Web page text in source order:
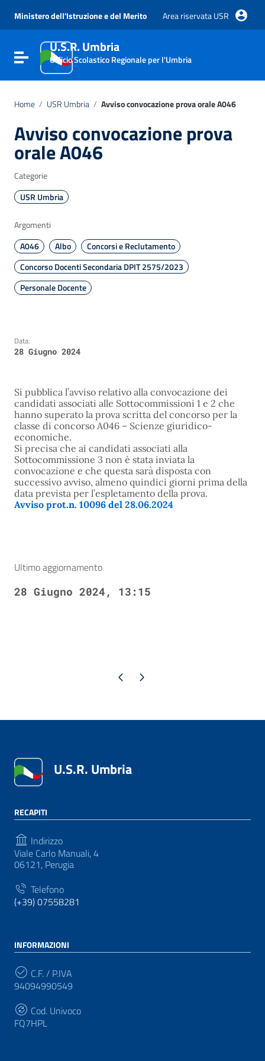
Vai al menu di navigazione
Vai al footer
Ministero dell'Istruzione e del Merito Area riservata USR
Attiva / disattiva la navigazione
U.S.R. Umbria
Ufficio Scolastico Regionale per l'Umbria
Home / USR Umbria / Avviso convocazione prova orale A046
Avviso convocazione prova
orale A046
Categorie
USR Umbria
Argomenti
A046
Albo
Concorsi e Reclutamento
Concorso Docenti Secondaria DPIT 2575/2023
Personale Docente
Data:
28 Giugno 2024
Si pubblica l’avviso relativo alla convocazione dei
candidati associati alle Sottocommissioni 1 e 2 che
hanno superato la prova scritta del concorso per la
classe di concorso A046 – Scienze giuridico-
economiche.
Si precisa che ai candidati associati alla
Sottocommissione 3 non è stata inviata la
convocazione e che questa sarà disposta con
successivo avviso, almeno quindici giorni prima della
data prevista per l’espletamento della prova.
Avviso prot.n. 10096 del 28.06.2024
Ultimo aggiornamento
28 Giugno 2024, 13:15
Pagina precedente
Pagina successiva
U.S.R. Umbria
RECAPITI
Indirizzo
Viale Carlo Manuali, 4
06121, Perugia
Telefono
(+39) 07558281
INFORMAZIONI
C.F. / P.IVA
94094990549
Cod. Univoco
FQ7HPL